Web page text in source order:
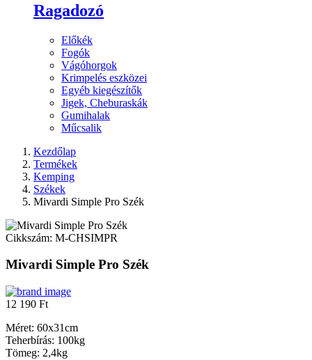
Ragadozó
Előkék
Fogók
Vágóhorgok
Krimpelés eszközei
Egyéb kiegészítők
Jigek, Cheburaskák
Gumihalak
Műcsalik
Kezdőlap
Termékek
Kemping
Székek
Mivardi Simple Pro Szék
Cikkszám: M-CHSIMPR
Mivardi Simple Pro Szék
12 190 Ft
Méret: 60x31cm
Teherbírás: 100kg
Tömeg: 2,4kg